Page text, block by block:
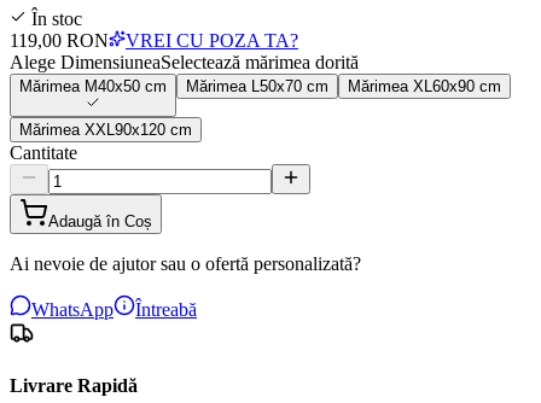
În stoc
119,00 RON
VREI CU POZA TA?
Alege DimensiuneaSelectează mărimea dorită
Mărimea M40x50 cm Mărimea 50x70 cm Mărimea XL 60x90 cm
Mărimea XXL 90x120 cm
Cantitate
Adaugă în Coș
Ai nevoie de ajutor sau o ofertă personalizată?
WhatsApp Întreabă
Livrare Rapidă